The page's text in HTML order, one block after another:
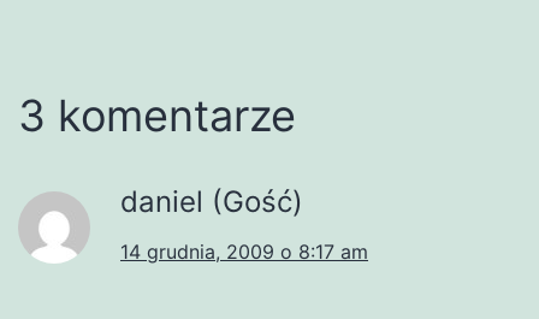
3 komentarze
daniel (Gość)
14 grudnia, 2009 o 8:17 am